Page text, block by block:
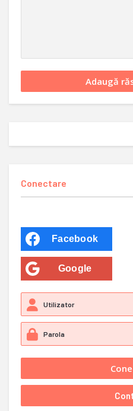
Conectare
Facebook
Google